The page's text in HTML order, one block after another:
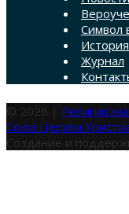
Символ
Журнал
© 2026 |
Союз Церкви
Создание и